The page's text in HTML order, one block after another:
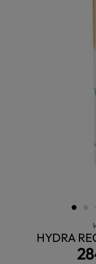
HYDRA